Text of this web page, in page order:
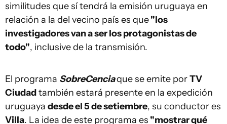
similitudes que sí tendrá la emisión uruguaya en
relación a la del vecino país es que"los
investigadores van a ser los protagonistas de
todo", inclusive de la transmisión.
El programa SobreCenciaque se emite porTV
Ciudadtambién estará presente en la expedición
uruguaya desde el 5 de setiembre, su conductor es
Villa. La idea de este programa es "mostrar qué